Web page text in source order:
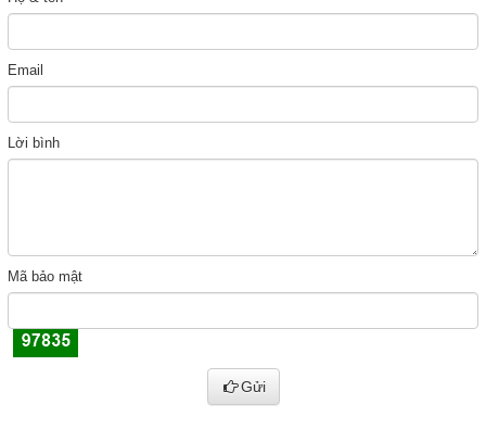
Email
Lời bình
Mã bảo mật
Gửi